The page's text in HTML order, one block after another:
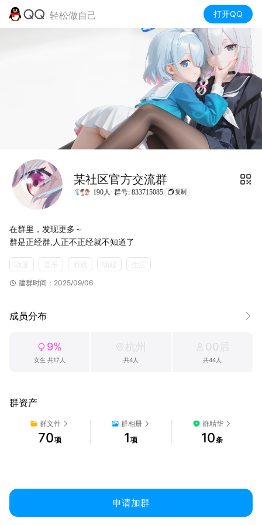
轻松做自己 打开QQ
某社区官方交流群
190人· 群号: 833715085 复制
在群里，发现更多～
群是正经群,人正不正经就不知道了
游戏
建群时间：2025/09/06
成员分布
9%
女生 共17人
杭州
共4人
00后
共44人
群资产
群文件
70项
群相册
1 项
群精华
10条
申请加群